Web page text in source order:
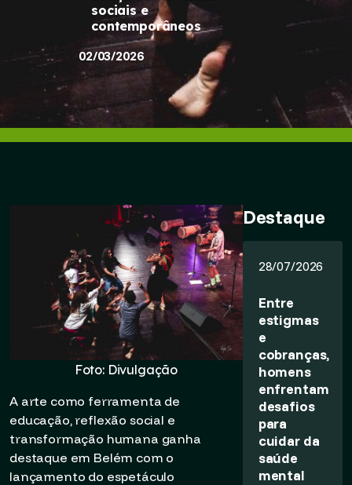
sociais e
contemporâneos
02/03/2026
Foto: Divulgação
A arte como ferramenta de
educação, reflexão social e
transformação humana ganha
destaque em Belém com o
lançamento do espetáculo
Destaque
28/07/2026
Entre
estigmas
e
cobranças,
homens
enfrentam
desafios
para
cuidar da
saúde
mental